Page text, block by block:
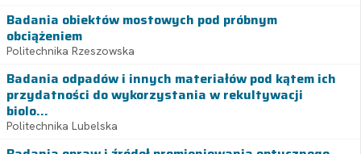
Badania obiektów mostowych pod próbnym
obciążeniem
Politechnika Rzeszowska
Badania odpadów i innych materiałów pod kątem ich
przydatności do wykorzystania w rekultywacji
biolo...
Politechnika Lubelska